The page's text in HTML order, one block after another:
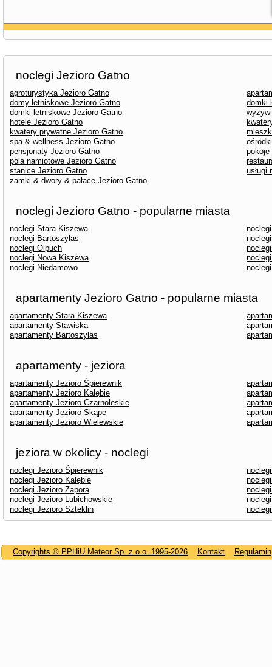
noclegi Jezioro Gatno
agroturystyka Jezioro Gatno
domy letniskowe Jezioro Gatno
domki
domki letniskowe Jezioro Gatno
hotele Jezioro Gatno
kwatery prywatne Jezioro Gatno
spa & wellness Jezioro Gatno
pensjonaty Jezioro Gatno
pokoje
pola namiotowe Jezioro Gatno
stanice Jezioro Gatno
usługi
zamki & dwory & pałace Jezioro Gatno
noclegi Jezioro Gatno - popularne miasta
noclegi Stara Kiszewa
noclegi
noclegi Bartoszylas
noclegi Olpuch
noclegi Nowa Kiszewa
noclegi Niedamowo
apartamenty Jezioro Gatno - popularne miasta
apartamenty Stara Kiszewa
apartamenty Stawiska
apartamenty Bartoszylas
apartamenty - jeziora
apartamenty Jezioro Śpierewnik
apartamenty Jezioro Kałębie
apartamenty Jezioro Czarnoleskie
apartamenty Jezioro Skąpe
apartamenty Jezioro Wielewskie
jeziora w okolicy - noclegi
noclegi Jezioro Śpierewnik
noclegi Jezioro Kałębie
noclegi Jezioro Zapora
noclegi Jezioro Lubichowskie
noclegi Jezioro Szteklin
Copyrights © PPHiU Meteor Sp. z o.o. 1995-2026 Kontakt Regulamin